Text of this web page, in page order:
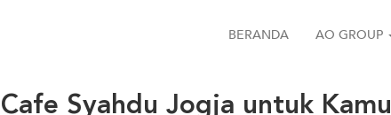
BERANDA AO GROUP
Syahdu Jogja untuk Kamu